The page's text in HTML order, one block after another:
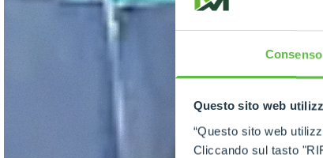
Consenso
Questo sito web
“Questo sito web
Cliccando sul tasto